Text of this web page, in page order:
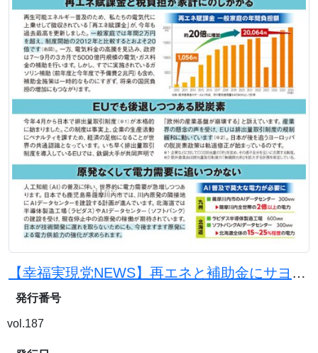
【幸福実現党NEWS】再エネと補助金にサヨナラを。原発と石炭火力で電気代を下げよう
発行番号
vol.187